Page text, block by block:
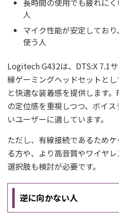
長時間の使用でも疲れに
人
マイク性能が安定してお
使う人
Logitech G432は、DTS:X 7.1
線ゲーミングヘッドセットと
と快適な装着感を提供します
の定位感を重視しつつ、ボイ
いユーザーに適しています。
ただし、有線接続であるため
る方や、より高音質やワイヤ
選択肢も検討が必要です。
逆に向かない人